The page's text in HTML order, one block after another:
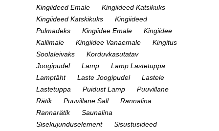
Kingiideed Emale
Kingiideed Katsikuks
Kingiideed Katskikuks
Kingiideed
Pulmadeks
Kingiidee Emale
Kingiidee
Kallimale
Kingiidee Vanaemale
Kingitus
Soolaleivaks
Korduvkasutatav
Joogipudel
Lamp
Lamp Lastetuppa
Lamptäht
Laste Joogipudel
Lastele
Lastetuppa
Puidust Lamp
Puuvillane
Rätik
Puuvillane Sall
Rannalina
Rannarätik
Saunalina
Sisekujunduselement
Sisustusideed